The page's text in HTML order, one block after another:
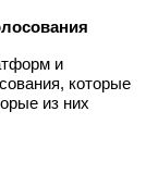
и
которые
из них